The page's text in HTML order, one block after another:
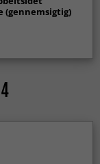
(gennemsigtig)